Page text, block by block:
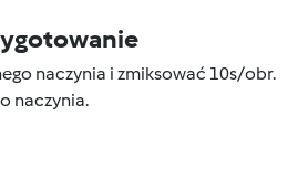
naczynia i zmiksować 10s/obr.
naczynia.